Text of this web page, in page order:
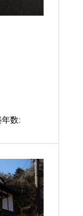
年数: